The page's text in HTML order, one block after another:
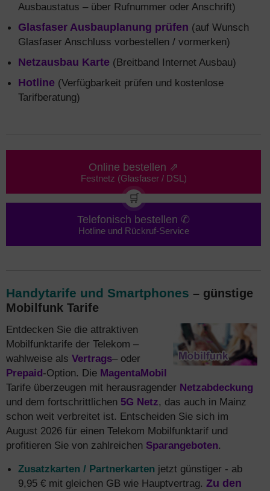
Ausbaustatus – über Rufnummer oder Anschrift)
Glasfaser Ausbauplanung prüfen (auf Wunsch
Glasfaser Anschluss vorbestellen / vormerken)
Netzausbau Karte (Breitband Internet Ausbau)
Hotline (Verfügbarkeit prüfen und kostenlose
Tarifberatung)
Online bestellen ⇗
Festnetz (Glasfaser / DSL)
🛒
Telefonisch bestellen ✆
Hotline und Rückruf-Service
Handytarife und Smartphones – günstige
Mobilfunk Tarife
Entdecken Sie die attraktiven
Mobilfunktarife der Telekom –
wahlweise als Vertrags– oder
Prepaid-Option. Die MagentaMobil
Tarife überzeugen mit herausragender Netzabdeckung
und dem fortschrittlichen 5G Netz, das auch in Mainz
schon weit verbreitet ist. Entscheiden Sie sich im
August 2026 für einen Telekom Mobilfunktarif und
profitieren Sie von zahlreichen Sparangeboten.
Zusatzkarten / Partnerkarten jetzt günstiger - ab
9,95 € mit gleichen GB wie Hauptvertrag. Zu den